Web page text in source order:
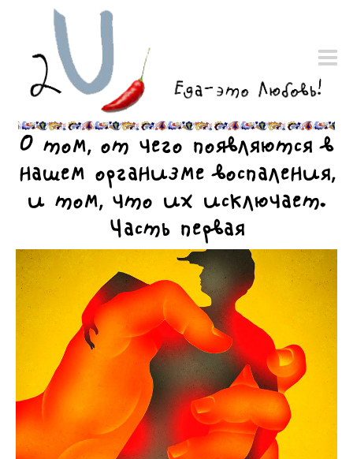
О том, от чего появляются в
нашем организме воспаления,
и том, что их исключает.
Часть первая